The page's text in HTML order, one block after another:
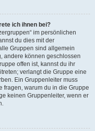
ich ihnen bei?
im persönlichen
du dies mit der
Gruppen sind allgemein
andere können geschlossen
offen ist, kannst du ihr
verlangt die Gruppe eine
Ein Gruppenleiter muss
fragen, warum du in die Gruppe
keinen Gruppenleiter, wenn er